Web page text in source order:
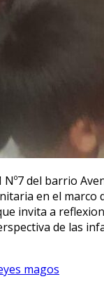
Nº7 del barrio
en el marco
invita a
de las
magos